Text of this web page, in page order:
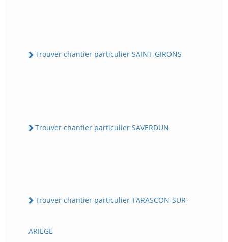
Trouver chantier particulier SAINT-GIRONS
Trouver chantier particulier SAVERDUN
Trouver chantier particulier TARASCON-SUR-
ARIEGE